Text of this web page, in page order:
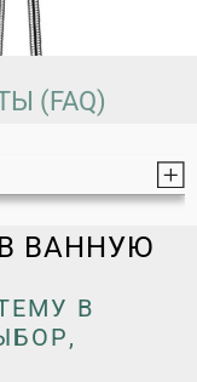
(FAQ)
ВАННУЮ
В